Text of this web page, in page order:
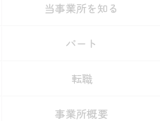
当事業所を知る
パート
転職
事業所概要